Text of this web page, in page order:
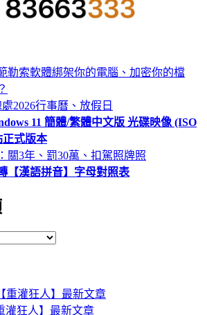
勒索軟體綁架你的電腦、加密你的檔
2026行事曆、放假日
11 簡體/繁體中文版 光碟映像 (ISO
正式版本
關3年、罰30萬、扣駕照牌照
【漢語拼音】字母對照表